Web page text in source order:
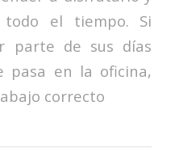
el tiempo. Si
parte de sus días
pasa en la oficina,
correcto